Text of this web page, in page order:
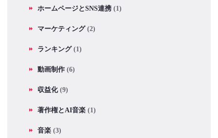
ホームページとSNS連携 (1)
マーケティング(2)
ランキング(1)
動画制作 (6)
収益化(9)
著作権とAI音楽 (1)
音楽 (3)